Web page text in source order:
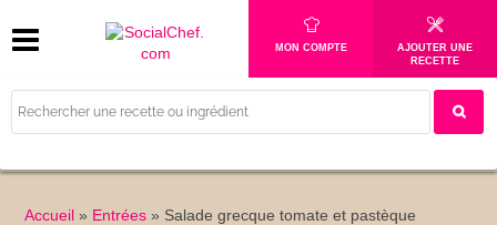
MON COMPTE
AJOUTER UNE
RECETTE
Accueil » Entrées » Salade grecque tomate et pastèque